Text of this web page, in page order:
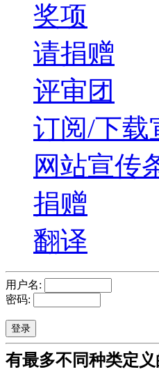
奖项
请捐赠
评审团
订阅/下载
网站宣传
捐赠
翻译
用户名:
密码:
有最多不同种类定